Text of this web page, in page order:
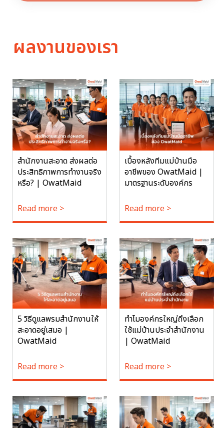
ผลงานของเรา
สำนักงานสะอาด ส่งผลต่อ
ประสิทธิภาพการทำงานจริง
หรือ? | OwatMaid
Read more >
เบื้องหลังทีมแม่บ้านมือ
อาชีพของ OwatMaid |
มาตรฐานระดับองค์กร
Read more >
5 วิธีดูแลพรมสำนักงานให้
สะอาดอยู่เสมอ |
OwatMaid
Read more >
ทำไมองค์กรใหญ่ถึงเลือก
ใช้แม่บ้านประจำสำนักงาน
| OwatMaid
Read more >